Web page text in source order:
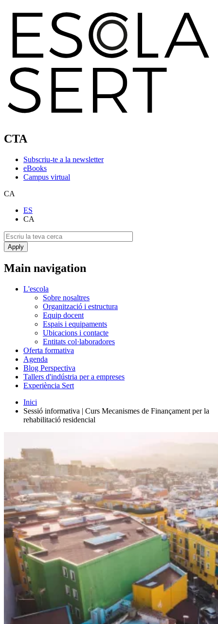
CTA
Subscriu-te a la newsletter
eBooks
Campus virtual
CA
ES
CA
Main navigation
L'escola
Sobre nosaltres
Organització i estructura
Equip docent
Espais i equipaments
Ubicacions i contacte
Entitats col·laboradores
Oferta formativa
Agenda
Blog Perspectiva
Tallers d'indústria per a empreses
Experiència Sert
Inici
Sessió informativa | Curs Mecanismes de Finançament per la
rehabilitació residencial